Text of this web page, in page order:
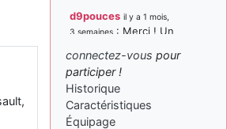
d9pouces il y a 1 mois,
3 semaines : Merci ! Un
paxwax il y a 1 mois, 3 semaines
Super, la nouvelle bannière
d9pouces il y a 2 mois,
1 semaine: je suis un
connectez-vous pour
participer !
Historique
Caractéristiques
Équipage